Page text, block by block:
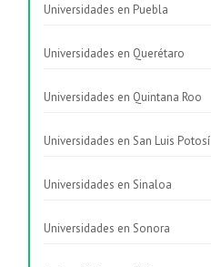
Universidades en Puebla
Universidades en Querétaro
Universidades en Quintana Roo
Universidades en San Luis Potosí
Universidades en Sinaloa
Universidades en Sonora